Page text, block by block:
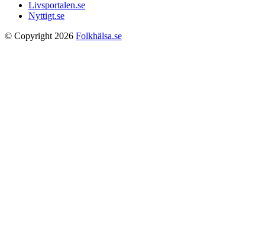
Livsportalen.se
Nyttigt.se
© Copyright 2026 Folkhälsa.se